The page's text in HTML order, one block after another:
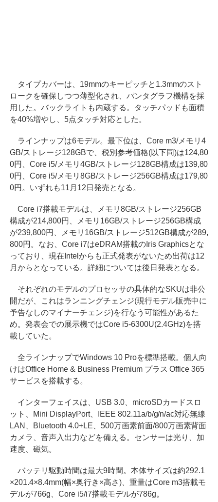
タイプカバーは、19mmのキーピッチと1.3mmのスト
ロークを確保しつつ薄型化され、パンタグラフ機構を採
用した。バックライトも内蔵する。タッチパッドも面積
を40%増やし、5点タッチ対応とした。
ラインナップは6モデル。最下位は、Core m3/メモリ4
GB/ストレージ128GBで、税別参考価格(以下同)は124,80
0円、Core i5/メモリ4GB/ストレージ128GB構成は139,80
0円、Core i5/メモリ8GB/ストレージ256GB構成は179,80
0円。いずれも11月12日発売となる。
Core i7搭載モデルは、メモリ8GB/ストレージ256GB
構成が214,800円、メモリ16GB/ストレージ256GB構成
が239,800円、メモリ16GB/ストレージ512GB構成が289,
800円。なお、Core i7はeDRAM搭載のIris Graphicsとな
っており、現在Intelからも正式発表がないため出荷は12
月からとなっている。詳細については後日発表となる。
それぞれのモデルのプロセッサの具体的なSKUは非公
開だが、これはランニングチェンジ(現行モデル販売中に
予告なしのマイナーチェンジ)を行なう可能性があるた
め。発表会での展示機ではCore i5-6300U(2.4GHz)を搭
載していた。
全ラインナップでWindows 10 Proを標準搭載。個人向
けはOffice Home & Business Premium プラス Office 365
サービスを搭載する。
インターフェイスは、USB 3.0、microSDカードスロ
ット、Mini DisplayPort、IEEE 802.11a/b/g/n/ac対応無線
LAN、Bluetooth 4.0+LE、500万画素前面/800万画素背面
カメラ、音声入出力などを備える。センサーは光り、加
速度、磁気。
バッテリ駆動時間は最大9時間。本体サイズは約292.1
×201.4×8.4mm(幅×奥行き×高さ)、重量はCore m3搭載モ
デルが766g、Core i5/i7搭載モデルが786g。